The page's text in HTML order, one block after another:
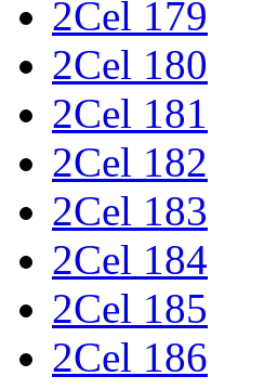
2Cel 179
2Cel 180
2Cel 181
2Cel 182
2Cel 183
2Cel 184
2Cel 185
2Cel 186